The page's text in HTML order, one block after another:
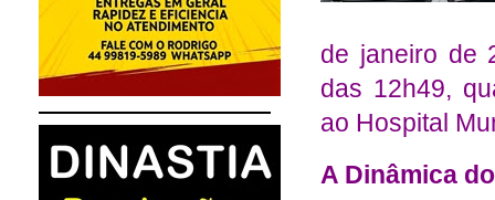
de janeiro de
das 12h49,
ao Hospital
A Dinâmica